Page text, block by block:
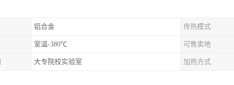
铝合金 传热模式
室温-380℃ 可售卖地
大专院校实验室 加热方式